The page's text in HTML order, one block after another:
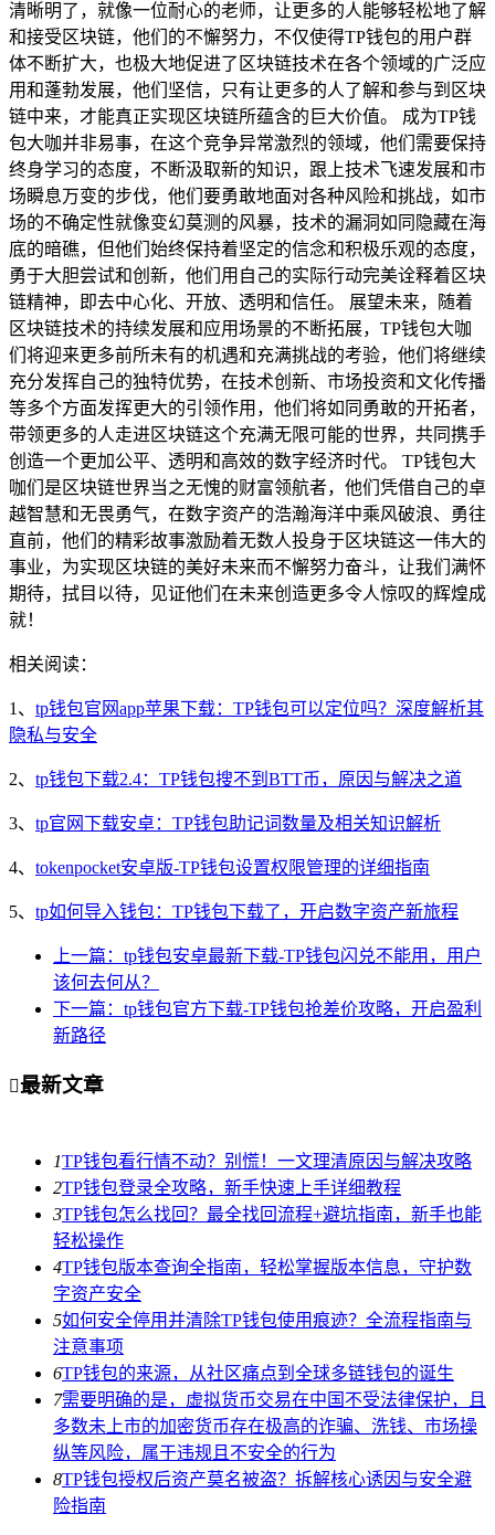
清晰明了，就像一位耐心的老师，让更多的人能够轻松地了解
和接受区块链，他们的不懈努力，不仅使得TP钱包的用户群
体不断扩大，也极大地促进了区块链技术在各个领域的广泛应
用和蓬勃发展，他们坚信，只有让更多的人了解和参与到区块
链中来，才能真正实现区块链所蕴含的巨大价值。 成为TP钱
包大咖并非易事，在这个竞争异常激烈的领域，他们需要保持
终身学习的态度，不断汲取新的知识，跟上技术飞速发展和市
场瞬息万变的步伐，他们要勇敢地面对各种风险和挑战，如市
场的不确定性就像变幻莫测的风暴，技术的漏洞如同隐藏在海
底的暗礁，但他们始终保持着坚定的信念和积极乐观的态度，
勇于大胆尝试和创新，他们用自己的实际行动完美诠释着区块
链精神，即去中心化、开放、透明和信任。 展望未来，随着
区块链技术的持续发展和应用场景的不断拓展，TP钱包大咖
们将迎来更多前所未有的机遇和充满挑战的考验，他们将继续
充分发挥自己的独特优势，在技术创新、市场投资和文化传播
等多个方面发挥更大的引领作用，他们将如同勇敢的开拓者，
带领更多的人走进区块链这个充满无限可能的世界，共同携手
创造一个更加公平、透明和高效的数字经济时代。 TP钱包大
咖们是区块链世界当之无愧的财富领航者，他们凭借自己的卓
越智慧和无畏勇气，在数字资产的浩瀚海洋中乘风破浪、勇往
直前，他们的精彩故事激励着无数人投身于区块链这一伟大的
事业，为实现区块链的美好未来而不懈努力奋斗，让我们满怀
期待，拭目以待，见证他们在未来创造更多令人惊叹的辉煌成
就！
相关阅读：
1、 tp钱包官网app苹果下载：TP钱包可以定位吗？深度解析其
隐私与安全
2、 tp钱包下载2.4：TP钱包搜不到BTT币，原因与解决之道
3、 tp官网下载安卓：TP钱包助记词数量及相关知识解析
4、 tokenpocket安卓版-TP钱包设置权限管理的详细指南
5、 tp如何导入钱包：TP钱包下载了，开启数字资产新旅程
上一篇：tp钱包安卓最新下载-TP钱包闪兑不能用，用户
该何去何从？
下一篇：tp钱包官方下载-TP钱包抢差价攻略，开启盈利
新路径
最新文章
1TP钱包看行情不动？别慌！一文理清原因与解决攻略
2TP钱包登录全攻略，新手快速上手详细教程
3TP钱包怎么找回？最全找回流程+避坑指南，新手也能
轻松操作
4TP钱包版本查询全指南，轻松掌握版本信息，守护数
字资产安全
5如何安全停用并清除TP钱包使用痕迹？全流程指南与
注意事项
6TP钱包的来源，从社区痛点到全球多链钱包的诞生
7需要明确的是，虚拟货币交易在中国不受法律保护，且
多数未上市的加密货币存在极高的诈骗、洗钱、市场操
纵等风险，属于违规且不安全的行为
8TP钱包授权后资产莫名被盗？拆解核心诱因与安全避
险指南